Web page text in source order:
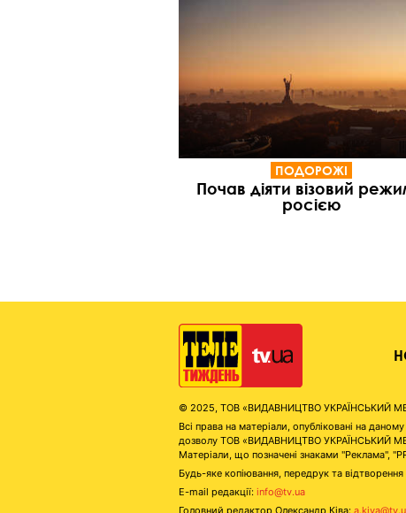
ПОДОРОЖІ
Почав діяти візовий
росією
© 2025, ТОВ «ВИДАВНИЦТВО УКРАЇНСЬКИЙ
Всі права на матеріали, опубліковані на
дозволу ТОВ «ВИДАВНИЦТВО УКРАЇНСЬКИЙ
Матеріали, що позначені знаками "Реклама",
Будь-яке копіювання, передрук та
E-mail редакції: info@tv.ua